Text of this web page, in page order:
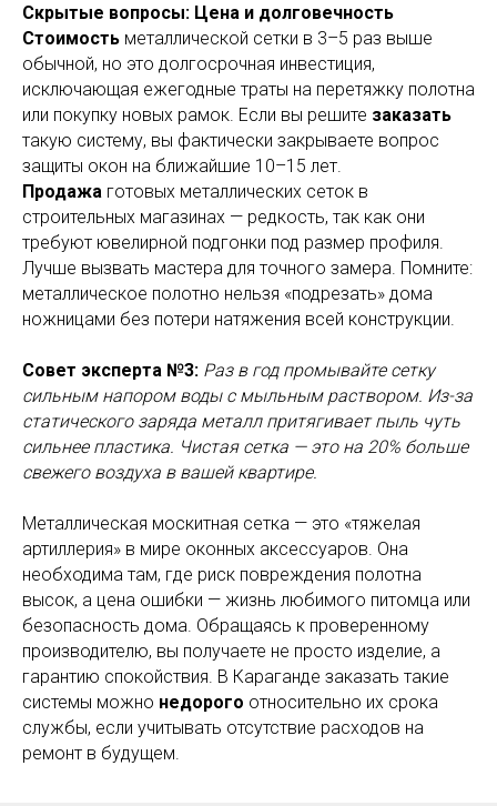
Скрытые вопросы: Цена и долговечность
Стоимость металлической сетки в 3–5 раз выше
обычной, но это долгосрочная инвестиция,
исключающая ежегодные траты на перетяжку полотна
или покупку новых рамок. Если вы решите заказать
такую систему, вы фактически закрываете вопрос
защиты окон на ближайшие 10–15 лет.
Продажа готовых металлических сеток в
строительных магазинах — редкость, так как они
требуют ювелирной подгонки под размер профиля.
Лучше вызвать мастера для точного замера. Помните:
металлическое полотно нельзя «подрезать» дома
ножницами без потери натяжения всей конструкции.
Совет эксперта №3: Раз в год промывайте сетку
сильным напором воды с мыльным раствором. Из-за
статического заряда металл притягивает пыль чуть
сильнее пластика. Чистая сетка — это на 20% больше
свежего воздуха в вашей квартире.
Металлическая москитная сетка — это «тяжелая
артиллерия» в мире оконных аксессуаров. Она
необходима там, где риск повреждения полотна
высок, а цена ошибки — жизнь любимого питомца или
безопасность дома. Обращаясь к проверенному
производителю, вы получаете не просто изделие, а
гарантию спокойствия. В Караганде заказать такие
системы можно недорого относительно их срока
службы, если учитывать отсутствие расходов на
ремонт в будущем.